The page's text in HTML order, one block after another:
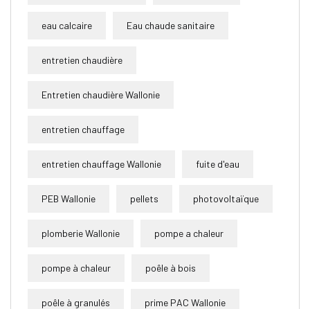
eau calcaire Eau chaude sanitaire
entretien chaudière
Entretien chaudière Wallonie
entretien chauffage
entretien chauffage Wallonie fuite d'eau
PEB Wallonie pellets photovoltaïque
plomberie Wallonie pompe a chaleur
pompe à chaleur poêle à bois
poêle à granulés prime PAC Wallonie